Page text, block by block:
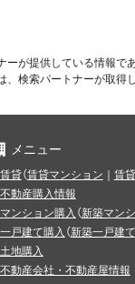
が提供している情報
検索パートナーが取得
メニュー
賃貸（賃貸マンション ｜ 賃
不動産購入情報
マンション購入 （新築マン
一戸建て購入 （新築一戸建て
土地購入
不動産会社・不動産屋情報